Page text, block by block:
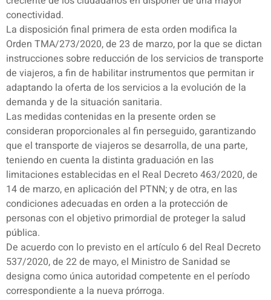
conectividad.
La disposición final primera de esta orden modifica la
Orden TMA/273/2020, de 23 de marzo, por la que se dictan
instrucciones sobre reducción de los servicios de transporte
de viajeros, a fin de habilitar instrumentos que permitan ir
adaptando la oferta de los servicios a la evolución de la
demanda y de la situación sanitaria.
Las medidas contenidas en la presente orden se
consideran proporcionales al fin perseguido, garantizando
que el transporte de viajeros se desarrolla, de una parte,
teniendo en cuenta la distinta graduación en las
limitaciones establecidas en el Real Decreto 463/2020, de
14 de marzo, en aplicación del PTNN; y de otra, en las
condiciones adecuadas en orden a la protección de
personas con el objetivo primordial de proteger la salud
pública.
De acuerdo con lo previsto en el artículo 6 del Real Decreto
537/2020, de 22 de mayo, el Ministro de Sanidad se
designa como única autoridad competente en el período
correspondiente a la nueva prórroga.